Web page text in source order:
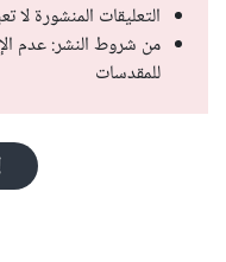
التعليقات المنشورة لا
من شروط النشر: عدم
للمقدسات